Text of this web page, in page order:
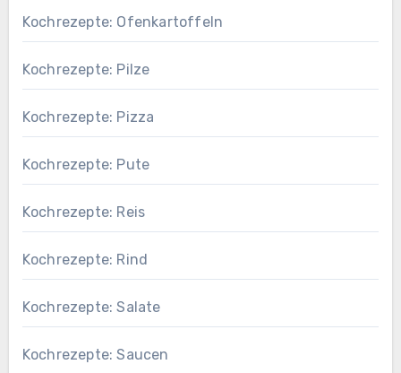
Kochrezepte: Ofenkartoffeln
Kochrezepte: Pilze
Kochrezepte: Pizza
Kochrezepte: Pute
Kochrezepte: Reis
Kochrezepte: Rind
Kochrezepte: Salate
Kochrezepte: Saucen